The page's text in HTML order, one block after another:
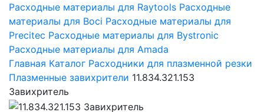
Расходные материалы для Raytools Расходные
материалы для Boci Расходные материалы для
Precitec Расходные материалы для Bystronic
Расходные материалы для Amada
Главная Каталог Расходники для плазменной резки
Плазменные завихрители 11.834.321.153
Завихритель